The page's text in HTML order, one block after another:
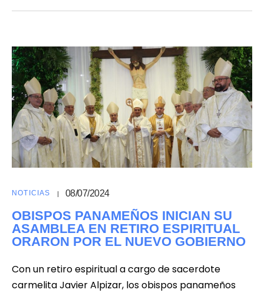
NOTICIAS 08/07/2024
OBISPOS PANAMEÑOS INICIAN SU
ASAMBLEA EN RETIRO ESPIRITUAL
ORARON POR EL NUEVO GOBIERNO
Con un retiro espiritual a cargo de sacerdote
carmelita Javier Alpizar, los obispos panameños